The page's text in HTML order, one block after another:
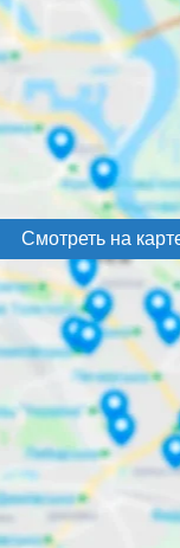
Смотреть на